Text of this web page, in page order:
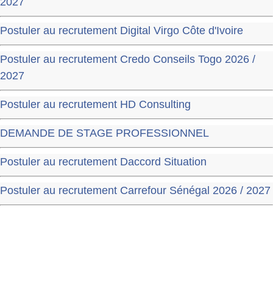
Postuler au recrutement Digital Virgo Côte d'Ivoire
Postuler au recrutement Credo Conseils Togo 2026 /
2027
Postuler au recrutement HD Consulting
DEMANDE DE STAGE PROFESSIONNEL
Postuler au recrutement Daccord Situation
Postuler au recrutement Carrefour Sénégal 2026 / 2027